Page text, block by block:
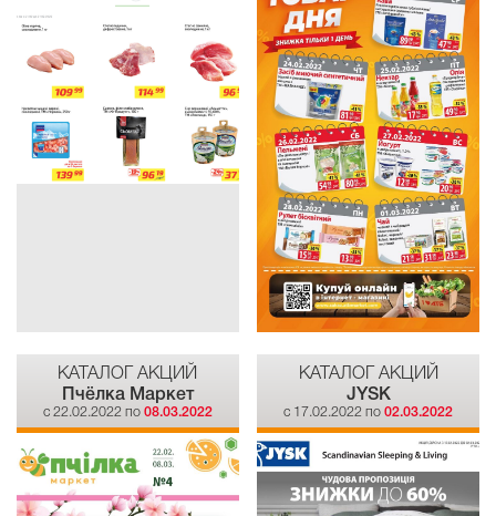
КАТАЛОГ АКЦИЙ
Пчёлка Маркет
c 22.02.2022 по 08.03.2022
КАТАЛОГ АКЦИЙ
JYSK
c 17.02.2022 по02.03.2022